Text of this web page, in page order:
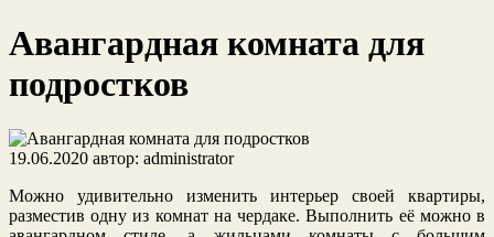
Авангардная комната для
подростков
19.06.2020 автор: administrator
Можно удивительно изменить интерьер своей квартиры,
разместив одну из комнат на чердаке. Выполнить её можно в